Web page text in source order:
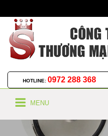
HOTLINE: 0972 288 368
MENU